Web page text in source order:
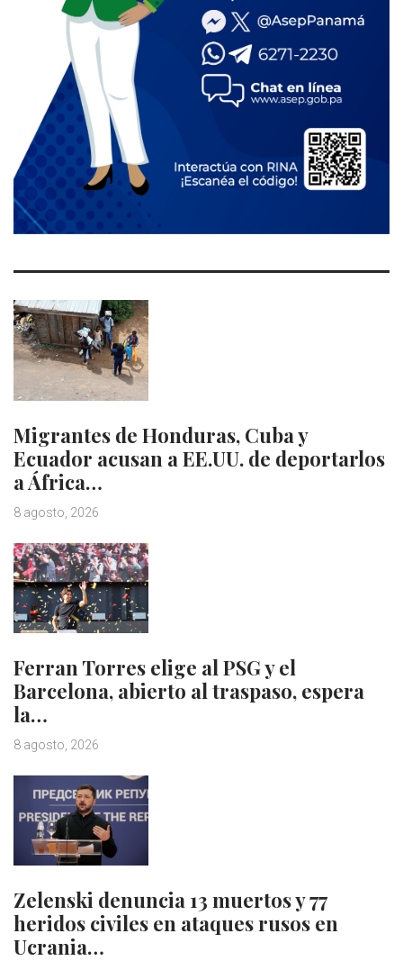
Migrantes de Honduras, Cuba y
Ecuador acusan a EE.UU. de deportarlos
a África…
8 agosto, 2026
Ferran Torres elige al PSG y el
Barcelona, abierto al traspaso, espera
la…
8 agosto, 2026
Zelenski denuncia 13 muertos y 77
heridos civiles en ataques rusos en
Ucrania…